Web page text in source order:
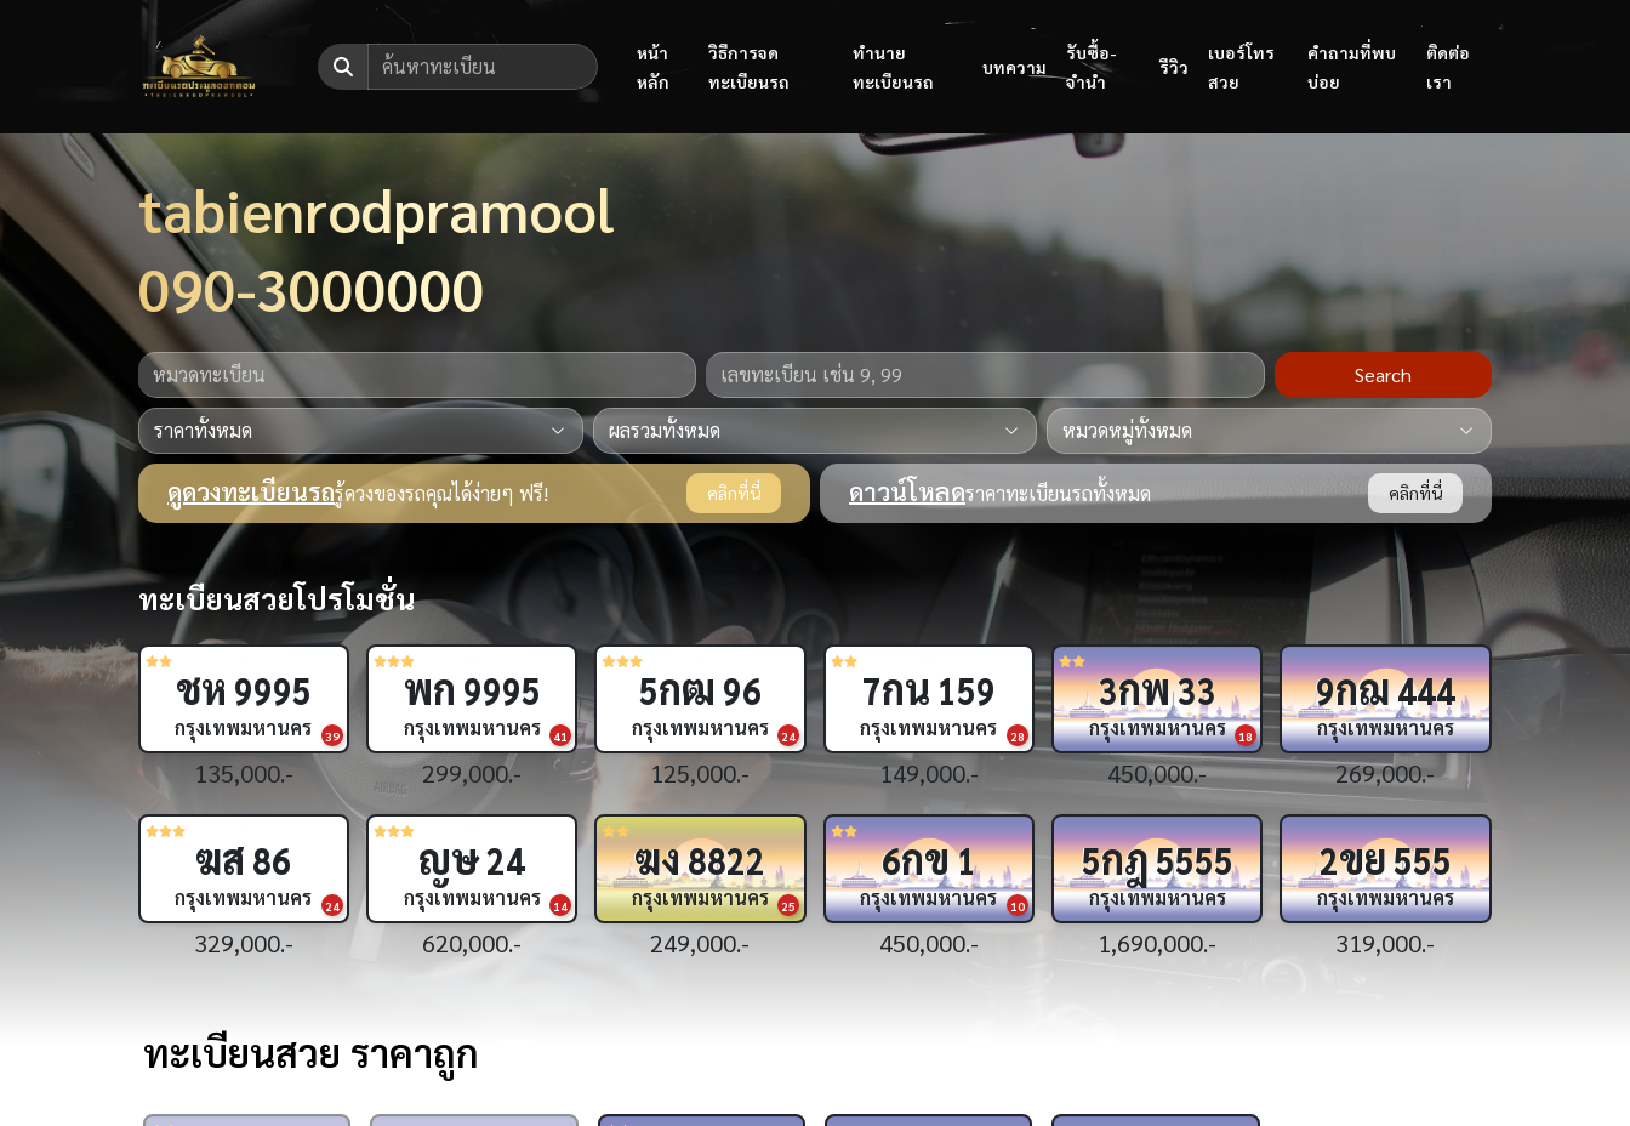
หน้า
หลัก
วิธีการจด
ทะเบียนรถ
ทำนาย
ทะเบียนรถ
บทความ
รับซื้อ-
จำนำ
รีวิว
เบอร์โทร
สวย
คำถามที่พบ
บ่อย
ติดต่อ
เรา
tabienrodpramool
090-3000000
Search
ดูดวงทะเบียนรถรู้ดวงของรถคุณได้ง่ายๆ ฟรี! คลิกที่นี่ ดาวน์โหลดราคาทะเบียนรถทั้งหมด คลิกที่นี่
ทะเบียนสวยโปรโมชั่น
15
ฌษ222
กรุงเทพมหานคร
1,190,000.-
สช4
กรุงเทพมหานคร
1,390,000.-
18
ฎอ7
กรุงเทพมหานคร
1,890,000.-
ฉท5
กรุงเทพมหานคร
1,590,000.-
9
ภข6
กรุงเทพมหานคร
1,790,000.-
ศห10
กรุงเทพมหานคร
349,000.-
16
ขย24
กรุงเทพมหานคร
399,000.-
25
ศศ83
กรุงเทพมหานคร
299,000.-
32
ศศ981
กรุงเทพมหานคร
199,000.-
ธธ6395
กรุงเทพมหานคร
179,000.-
ฌฌ6395
กรุงเทพมหานคร
179,000.-
44
ฉม7999
กรุงเทพมหานคร
135,000.-
ทะเบียนสวย ราคาถูก